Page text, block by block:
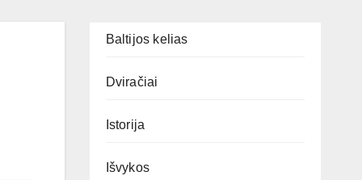
Baltijos kelias
Dviračiai
Istorija
Išvykos